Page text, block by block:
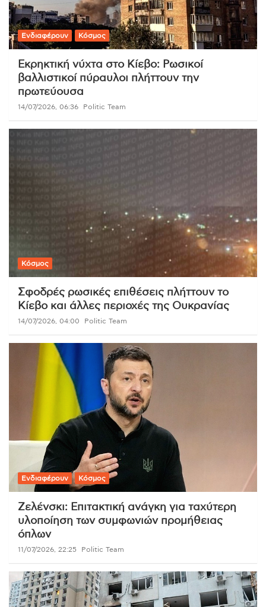
Ενδιαφέρουν Κόσμος
Εκρηκτική νύχτα στο Κίεβο: Ρωσικοί
βαλλιστικοί πύραυλοι πλήττουν την
πρωτεύουσα
14/07/2026, 06:36 Politic Team
Κόσμος
Σφοδρές ρωσικές επιθέσεις πλήττουν το
Κίεβο και άλλες περιοχές της Ουκρανίας
14/07/2026, 04:00 Politic Team
Ενδιαφέρουν Κόσμος
Ζελένσκι: Επιτακτική ανάγκη για ταχύτερη
υλοποίηση των συμφωνιών προμήθειας
όπλων
11/07/2026, 22:25 Politic Team